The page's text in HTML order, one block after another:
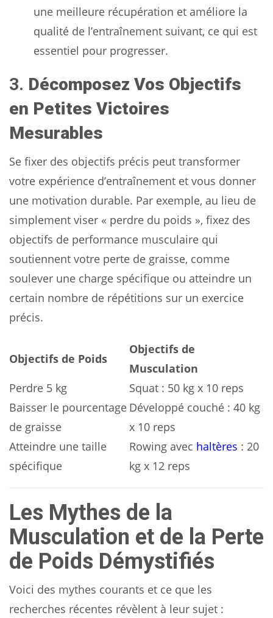
une meilleure récupération et améliore la
qualité de l’entraînement suivant, ce qui est
essentiel pour progresser.
3. Décomposez Vos Objectifs
en Petites Victoires
Mesurables
Se fixer des objectifs précis peut transformer
votre expérience d’entraînement et vous donner
une motivation durable. Par exemple, au lieu de
simplement viser « perdre du poids », fixez des
objectifs de performance musculaire qui
soutiennent votre perte de graisse, comme
soulever une charge spécifique ou atteindre un
certain nombre de répétitions sur un exercice
précis.
Objectifs de Poids
Objectifs de
Musculation
Perdre 5 kg
Squat : 50 kg x 10 reps
Baisser le pourcentage
de graisse
Développé couché : 40 kg
x 10 reps
Atteindre une taille
spécifique
Rowing avec haltères : 20
kg x 12 reps
Les Mythes de la
Musculation et de la Perte
de Poids Démystifiés
Voici des mythes courants et ce que les
recherches récentes révèlent à leur sujet :